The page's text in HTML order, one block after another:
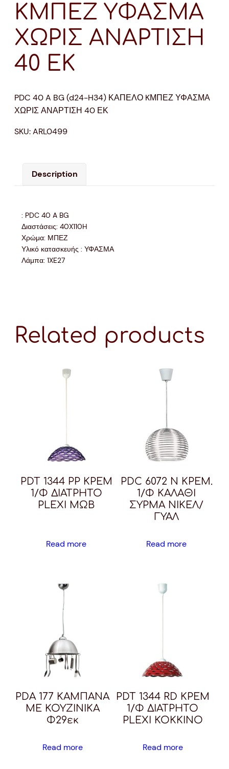
KΜΠΕΖ ΥΦΑΣΜΑ
ΧΩΡΙΣ ΑΝΑΡΤΙΣΗ
40 ΕΚ
PDC 40 A BG (d24-H34) ΚΑΠΕΛΟ KΜΠΕΖ ΥΦΑΣΜΑ
ΧΩΡΙΣ ΑΝΑΡΤΙΣΗ 40 ΕΚ
SKU:ARL0499
Description
: PDC 40 A BG
Διαστάσεις: 40X110H
Χρώμα: ΜΠΕΖ
Υλικό κατασκευής : ΥΦΑΣΜΑ
Λάμπα: 1XE27
Related products
PDT 1344 PP ΚΡΕΜ
1/Φ ΔΙΑΤΡΗΤΟ
PLEXI ΜΩΒ
Read more
PDC 6072 Ν ΚΡΕΜ.
1/Φ ΚΑΛΑΘΙ
ΣΥΡΜΑ ΝΙΚΕΛ/
ΓΥΑΛ
Read more
PDA 177 ΚΑΜΠΑΝΑ
ΜΕ ΚΟΥΖΙΝΙΚΑ
Φ29εκ
Read more
PDT 1344 RD ΚΡΕΜ
1/Φ ΔΙΑΤΡΗΤΟ
PLEXI ΚΟΚΚΙΝΟ
Read more